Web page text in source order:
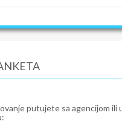
putujete sa agencijom ili